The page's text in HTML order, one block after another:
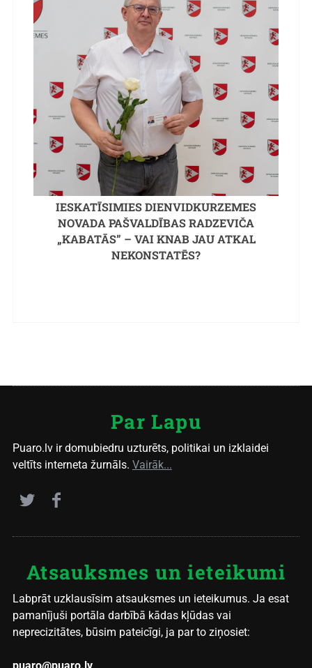
IESKATĪSIMIES DIENVIDKURZEMES
NOVADA PAŠVALDĪBAS RADZEVIČA
„KABATĀS” – VAI KNAB JAU ATKAL
NEKONSTATĒS?
Par Lapu
Puaro.lv ir domubiedru uzturēts, politikai un izklaidei
veltīts interneta žurnāls. Vairāk...
Atsauksmes un ieteikumi
Labprāt uzklausīsim atsauksmes un ieteikumus. Ja esat
pamanījuši portāla darbībā kādas kļūdas vai
neprecizitātes, būsim pateicīgi, ja par to ziņosiet:
puaro@puaro.lv